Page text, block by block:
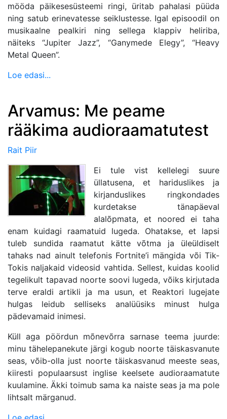
mööda päikesesüsteemi ringi, üritab pahalasi püüda
ning satub erinevatesse seiklustesse. Igal episoodil on
musikaalne pealkiri ning sellega klappiv heliriba,
näiteks “Jupiter Jazz”, “Ganymede Elegy”, “Heavy
Metal Queen”.
Loe edasi...
Arvamus: Me peame
rääkima audioraamatutest
Rait Piir
Ei tule vist kellelegi suure
üllatusena, et hariduslikes ja
kirjanduslikes ringkondades
kurdetakse tänapäeval
alalõpmata, et noored ei taha
enam kuidagi raamatuid lugeda. Ohatakse, et lapsi
tuleb sundida raamatut kätte võtma ja üleüldiselt
tahaks nad ainult telefonis Fortnite’i mängida või Tik-
Tokis naljakaid videosid vahtida. Sellest, kuidas koolid
tegelikult tapavad noorte soovi lugeda, võiks kirjutada
terve eraldi artikli ja ma usun, et Reaktori lugejate
hulgas leidub selliseks analüüsiks minust hulga
pädevamaid inimesi.
Küll aga pöördun mõnevõrra sarnase teema juurde:
minu tähelepanekute järgi kogub noorte täiskasvanute
seas, võib-olla just noorte täiskasvanud meeste seas,
kiiresti populaarsust inglise keelsete audioraamatute
kuulamine. Äkki toimub sama ka naiste seas ja ma pole
lihtsalt märganud.